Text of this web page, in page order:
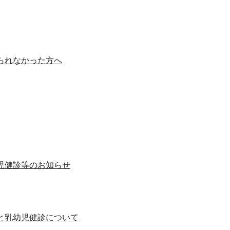
れなかった方へ
診等のお知らせ
乳幼児健診について